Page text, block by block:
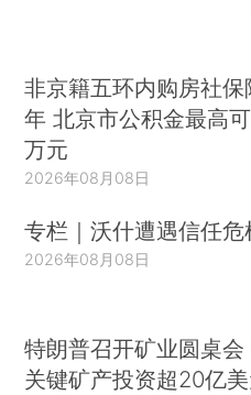
非京籍五环内购房社保
年 北京市公积金最高
万元
2026年08月08日
专栏｜沃什遭遇信任危
2026年08月08日
特朗普召开矿业圆桌会
关键矿产投资超20亿